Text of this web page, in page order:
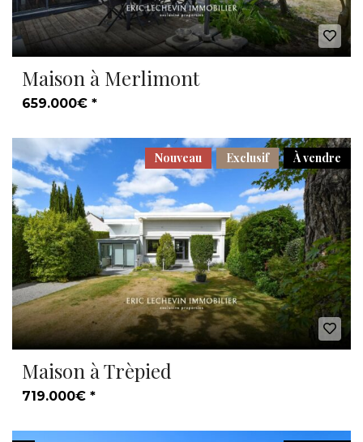
Maison à Merlimont
659.000€ *
À vendre
Exclusif
Nouveau
Maison à Trèpied
719.000€ *